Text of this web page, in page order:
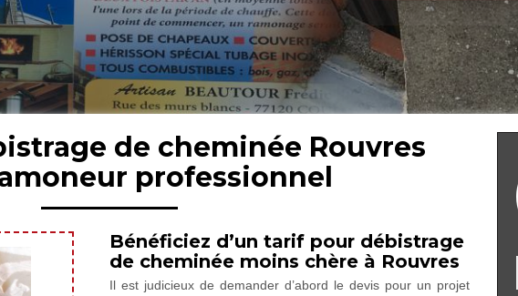
de cheminée Rouvres
professionnel
Bénéficiez d’un tarif pour débistrage
de cheminée moins chère à Rouvres
Il est judicieux de demander d’abord le devis pour un projet